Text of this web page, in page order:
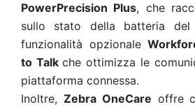
PowerPrecision Plus, che
sullo stato della batteria
funzionalità opzionale
to Talkche ottimizza le
piattaforma connessa.
Inoltre, Zebra OneCare offre